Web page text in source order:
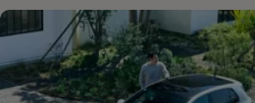
警告灯とインジケーター
特定整備情報
ユーザーガイド
運転上の注意
自動車リサイクル法
ロイヤリティプログラム
安心プログラム